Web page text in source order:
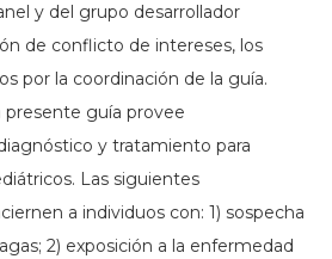
y del grupo desarrollador
de conflicto de intereses, los
por la coordinación de la guía.
presente guía provee
y tratamiento para
Las siguientes
a individuos con: 1) sospecha
2) exposición a la enfermedad